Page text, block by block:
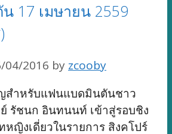
17 เมษายน 2559
04/2016 by zcooby
สำหรับแฟนแบดมินตันชาว
รัชนก อินทนนท์ เข้าสู่รอบชิง
หญิงเดี่ยวในรายการ สิงคโปร์